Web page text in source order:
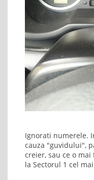
Ignorati numerele.
cauza "guvidului",
creier, sau ce o
la Sectorul 1 cel